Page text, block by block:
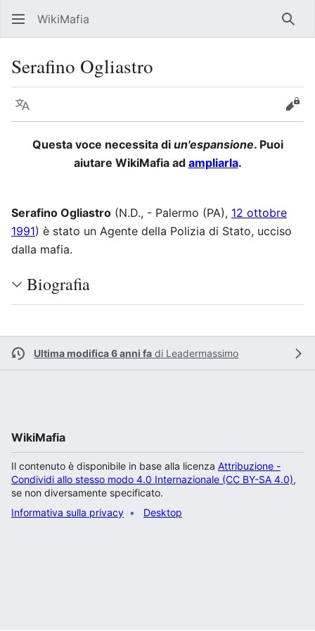
WikiMafia
Serafino Ogliastro
Lingua Segui
Questa voce necessita di un'espansione. Puoi
aiutare WikiMafia ad ampliarla.
Serafino Ogliastro (N.D., - Palermo (PA), 12 ottobre
1991) è stato un Agente della Polizia di Stato, ucciso
dalla mafia.
Biografia
Ultima modifica 6 anni fa di Leadermassimo
WikiMafia
Il contenuto è disponibile in base alla licenza Attribuzione -
Condividi allo stesso modo 4.0 Internazionale (CC BY-SA 4.0),
se non diversamente specificato.
Informativa sulla privacy
Desktop